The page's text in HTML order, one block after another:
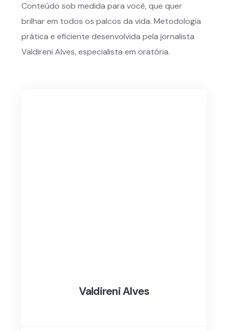
Conteúdo sob medida para você, que quer
brilhar em todos os palcos da vida. Metodologia
prática e eficiente desenvolvida pela jornalista
Valdireni Alves, especialista em oratória.
Valdireni Alves